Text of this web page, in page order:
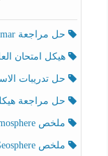
حل مراجعة Grammar اللغة الإنجليزية الصف الخامس الفصل الثالث
هيكل امتحان العلوم
حل تدريبات الاستعداد
حل مراجعة هيكلة
ملخص Effect of Atmosphere حسب الهيكل الوزاري العلوم المتكاملة الصف الخامس انسبير الفصل الثالث
ملخص Effect of Geosphere حسب الهيكل الوزاري العلوم المتكاملة الصف الخامس انسبير الفصل الثالث